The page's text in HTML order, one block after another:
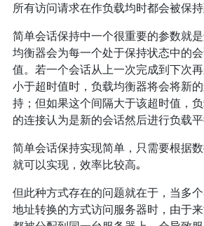
所有访问请求在作负载均时都会被保
简单会话保持中一个很重要的参数就
均衡器会为每一个处于保持状态中的
值。若一个会话从上一次完成到下次
小于超时值时，负载均衡器将会将新
持；但如果这个间隔大于该超时值，
的连接认为是新的会话然后进行负载平
简单会话保持实现简单，只需要根据
就可以实现，效率比较高｡
但此种方式存在的问题就在于，当多
地址转换的方式访问服务器时，由于